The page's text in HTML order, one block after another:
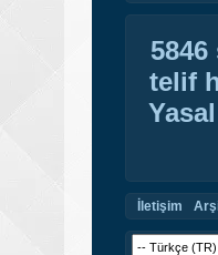
telif
İletişim